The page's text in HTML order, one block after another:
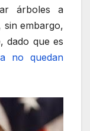
árboles a
sin embargo,
dado que es
no quedan